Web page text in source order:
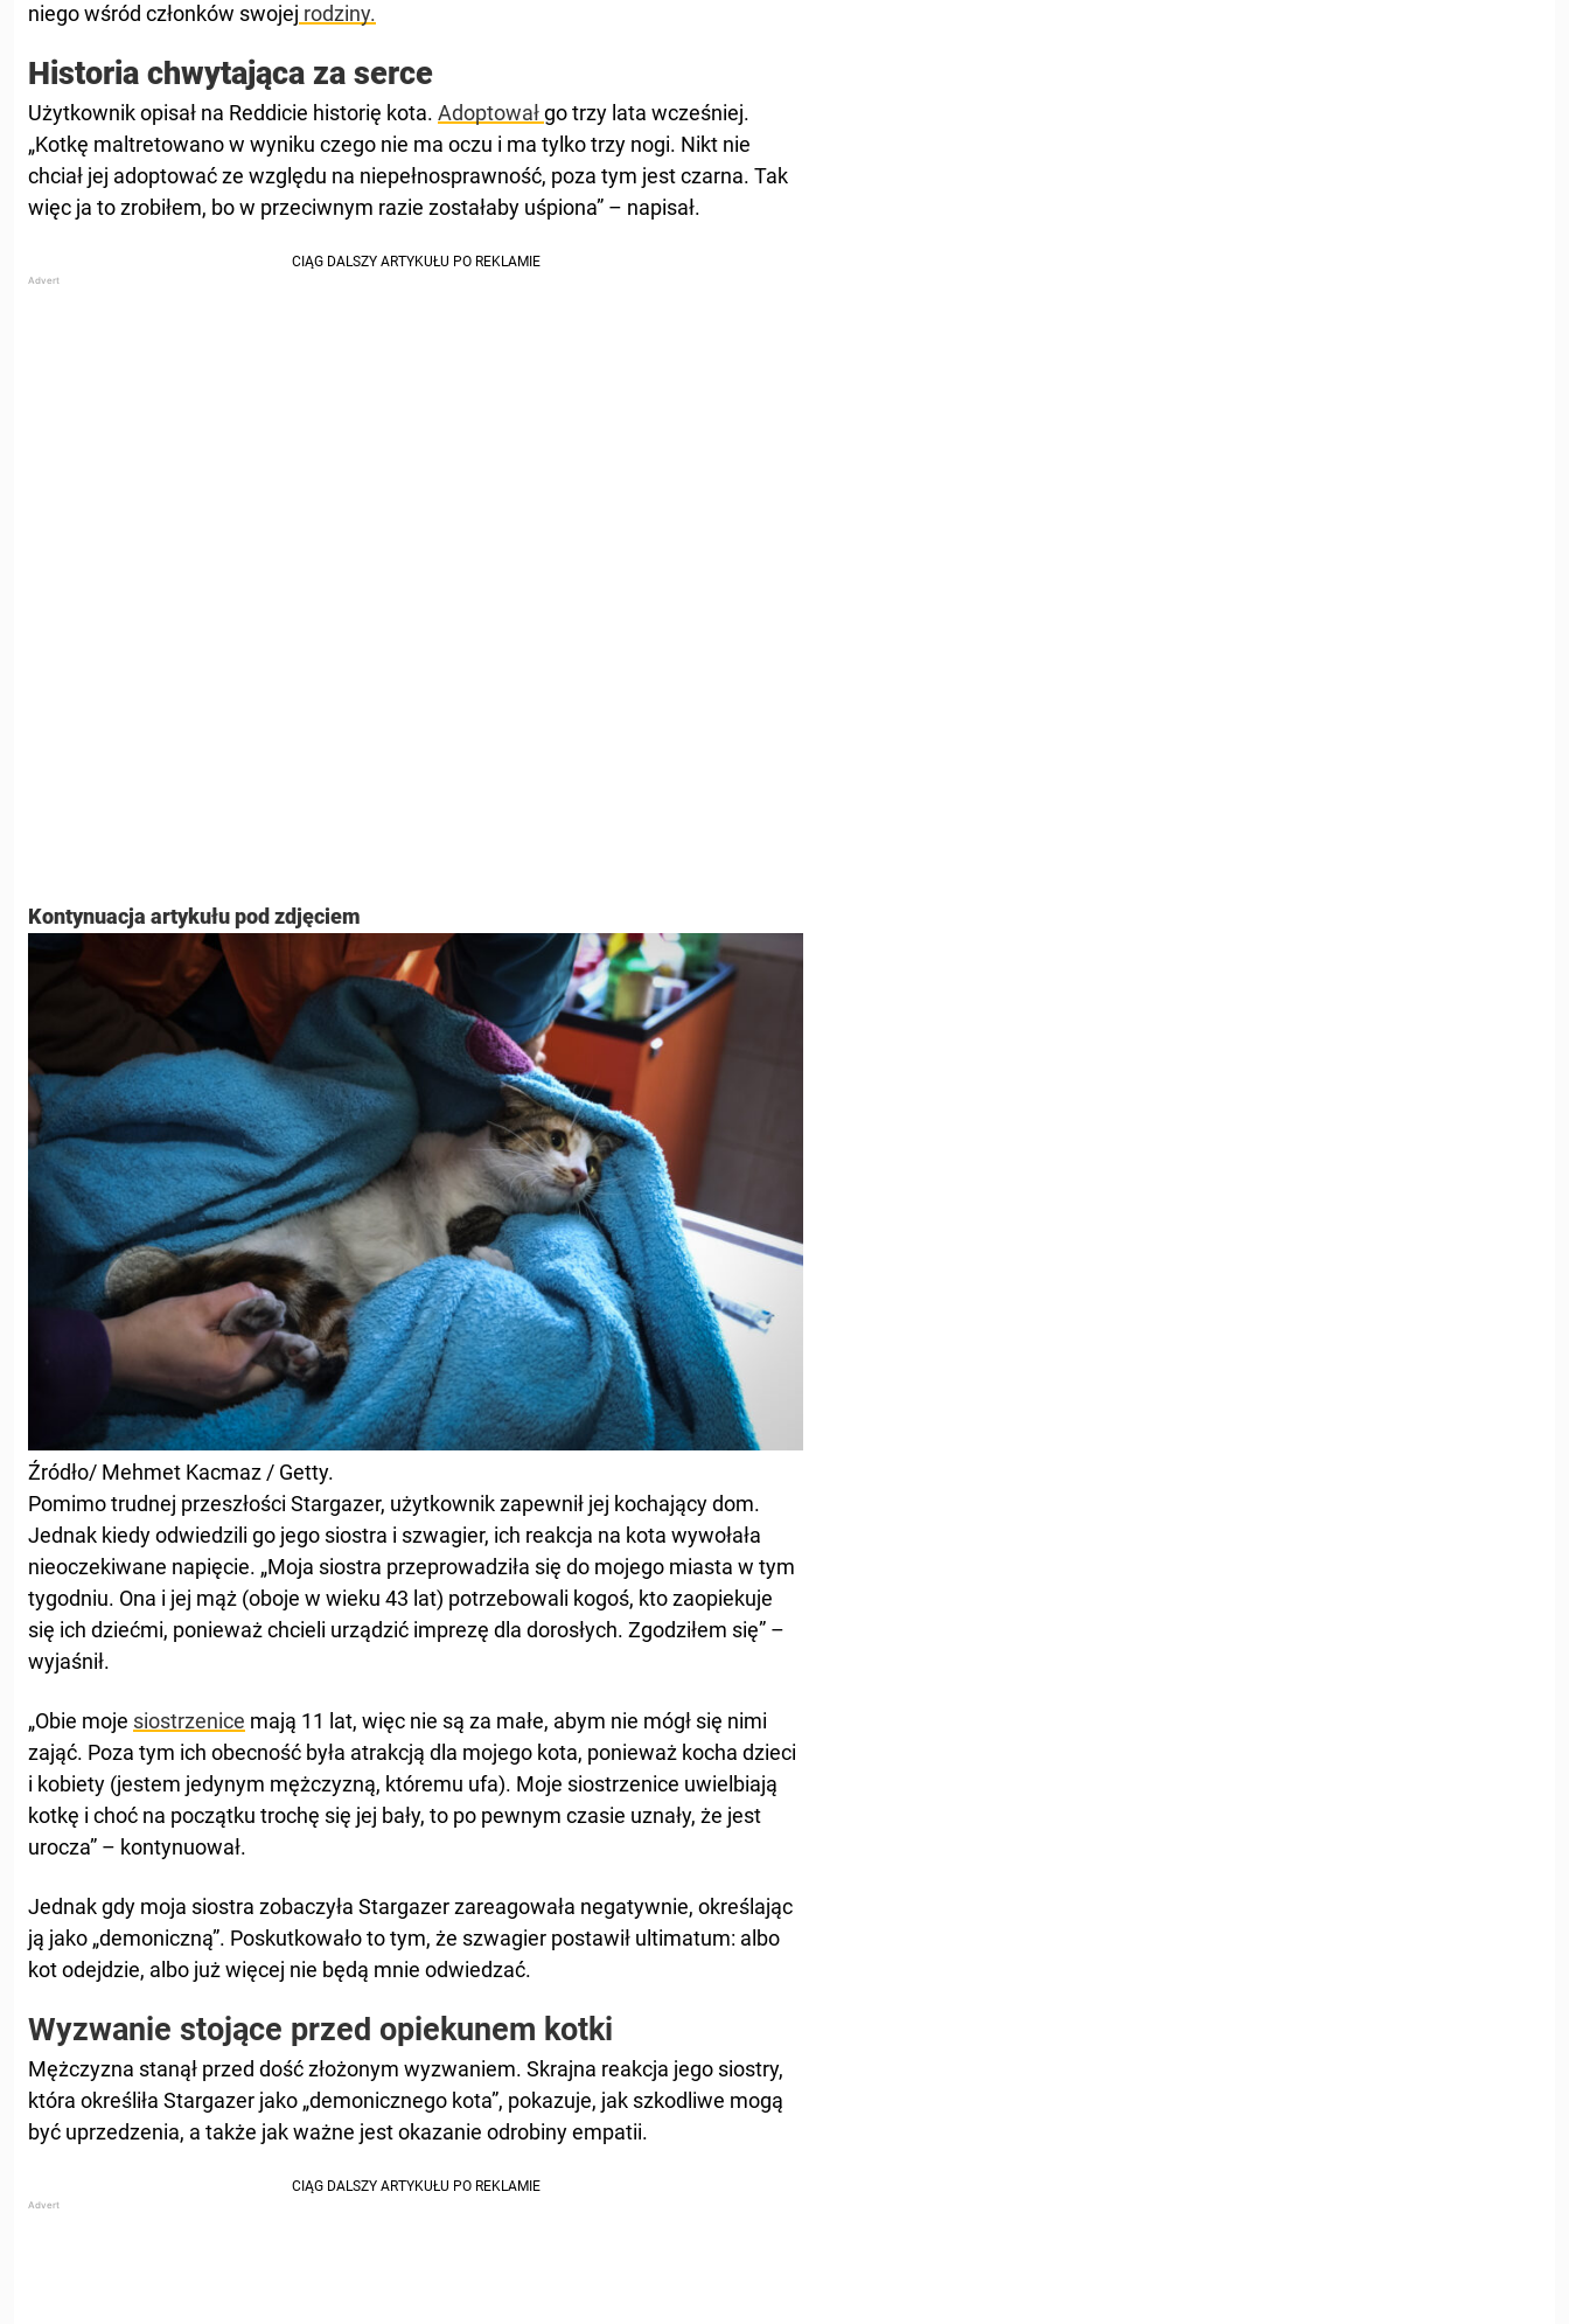
niego wśród członków swojej rodziny.
Historia chwytająca za serce
Użytkownik opisał na Reddicie historię kota. Adoptowałgo trzy lata wcześniej.
„Kotkę maltretowano w wyniku czego nie ma oczu i ma tylko trzy nogi. Nikt nie
chciał jej adoptować ze względu na niepełnosprawność, poza tym jest czarna. Tak
więc ja to zrobiłem, bo w przeciwnym razie zostałaby uśpiona” – napisał.
Kontynuacja artykułu pod zdjęciem
Źródło/ Mehmet Kacmaz / Getty.
Pomimo trudnej przeszłości Stargazer, użytkownik zapewnił jej kochający dom.
Jednak kiedy odwiedzili go jego siostra i szwagier, ich reakcja na kota wywołała
nieoczekiwane napięcie. „Moja siostra przeprowadziła się do mojego miasta w tym
tygodniu. Ona i jej mąż (oboje w wieku 43 lat) potrzebowali kogoś, kto zaopiekuje
się ich dziećmi, ponieważ chcieli urządzić imprezę dla dorosłych. Zgodziłem się” –
wyjaśnił.
„Obie moje siostrzenice mają 11 lat, więc nie są za małe, abym nie mógł się nimi
zająć. Poza tym ich obecność była atrakcją dla mojego kota, ponieważ kocha dzieci
i kobiety (jestem jedynym mężczyzną, któremu ufa). Moje siostrzenice uwielbiają
kotkę i choć na początku trochę się jej bały, to po pewnym czasie uznały, że jest
urocza” – kontynuował.
Jednak gdy moja siostra zobaczyła Stargazer zareagowała negatywnie, określając
ją jako „demoniczną”. Poskutkowało to tym, że szwagier postawił ultimatum: albo
kot odejdzie, albo już więcej nie będą mnie odwiedzać.
Wyzwanie stojące przed opiekunem kotki
Mężczyzna stanął przed dość złożonym wyzwaniem. Skrajna reakcja jego siostry,
która określiła Stargazer jako „demonicznego kota”, pokazuje, jak szkodliwe mogą
być uprzedzenia, a także jak ważne jest okazanie odrobiny empatii.